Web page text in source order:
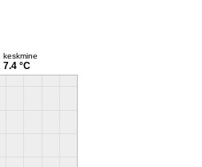
keskmine
7.4 °C